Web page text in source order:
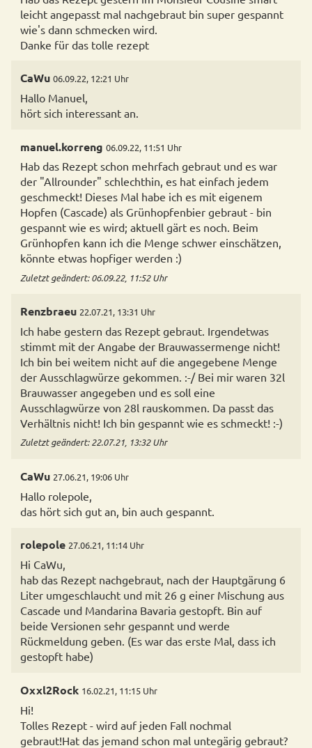
leicht angepasst mal nachgebraut bin super gespannt
wie's dann schmecken wird.
Danke für das tolle rezept
CaWu 06.09.22, 12:21 Uhr
Hallo Manuel,
hört sich interessant an.
manuel.korreng 06.09.22, 11:51 Uhr
Hab das Rezept schon mehrfach gebraut und es war
der "Allrounder" schlechthin, es hat einfach jedem
geschmeckt! Dieses Mal habe ich es mit eigenem
Hopfen (Cascade) als Grünhopfenbier gebraut - bin
gespannt wie es wird; aktuell gärt es noch. Beim
Grünhopfen kann ich die Menge schwer einschätzen,
könnte etwas hopfiger werden :)
Zuletzt geändert: 06.09.22, 11:52 Uhr
Renzbraeu 22.07.21, 13:31 Uhr
Ich habe gestern das Rezept gebraut. Irgendetwas
stimmt mit der Angabe der Brauwassermenge nicht!
Ich bin bei weitem nicht auf die angegebene Menge
der Ausschlagwürze gekommen. :-/ Bei mir waren 32l
Brauwasser angegeben und es soll eine
Ausschlagwürze von 28l rauskommen. Da passt das
Verhältnis nicht! Ich bin gespannt wie es schmeckt! :-)
Zuletzt geändert: 22.07.21, 13:32 Uhr
CaWu 27.06.21, 19:06 Uhr
Hallo rolepole,
das hört sich gut an, bin auch gespannt.
rolepole 27.06.21, 11:14 Uhr
Hi CaWu,
hab das Rezept nachgebraut, nach der Hauptgärung 6
Liter umgeschlaucht und mit 26 g einer Mischung aus
Cascade und Mandarina Bavaria gestopft. Bin auf
beide Versionen sehr gespannt und werde
Rückmeldung geben. (Es war das erste Mal, dass ich
gestopft habe)
Oxxl2Rock 16.02.21, 11:15 Uhr
Hi!
Tolles Rezept - wird auf jeden Fall nochmal
gebraut!Hat das jemand schon mal untegärig gebraut?